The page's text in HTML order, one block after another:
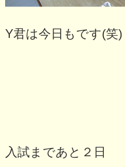
Y君は今日もです(笑)
入試まであと２日